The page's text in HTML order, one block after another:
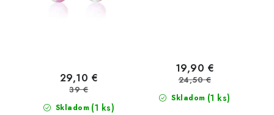
Skladom (1 ks)
29,10 €
39 €
Skladom (1 ks)
19,90 €
24,50 €